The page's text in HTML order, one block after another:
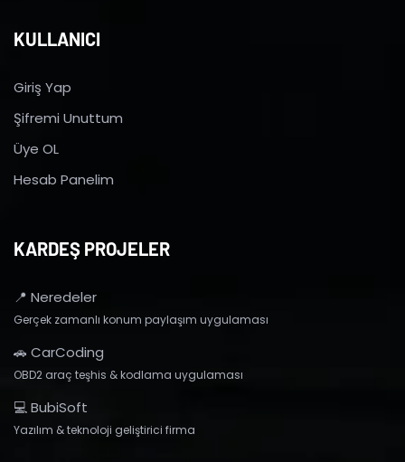
KULLANICI
Giriş Yap
Şifremi Unuttum
Üye OL
Hesab Panelim
KARDEŞ PROJELER
📍 Neredeler
Gerçek zamanlı konum paylaşım uygulaması
🚗 CarCoding
OBD2 araç teşhis & kodlama uygulaması
💻 BubiSoft
Yazılım & teknoloji geliştirici firma